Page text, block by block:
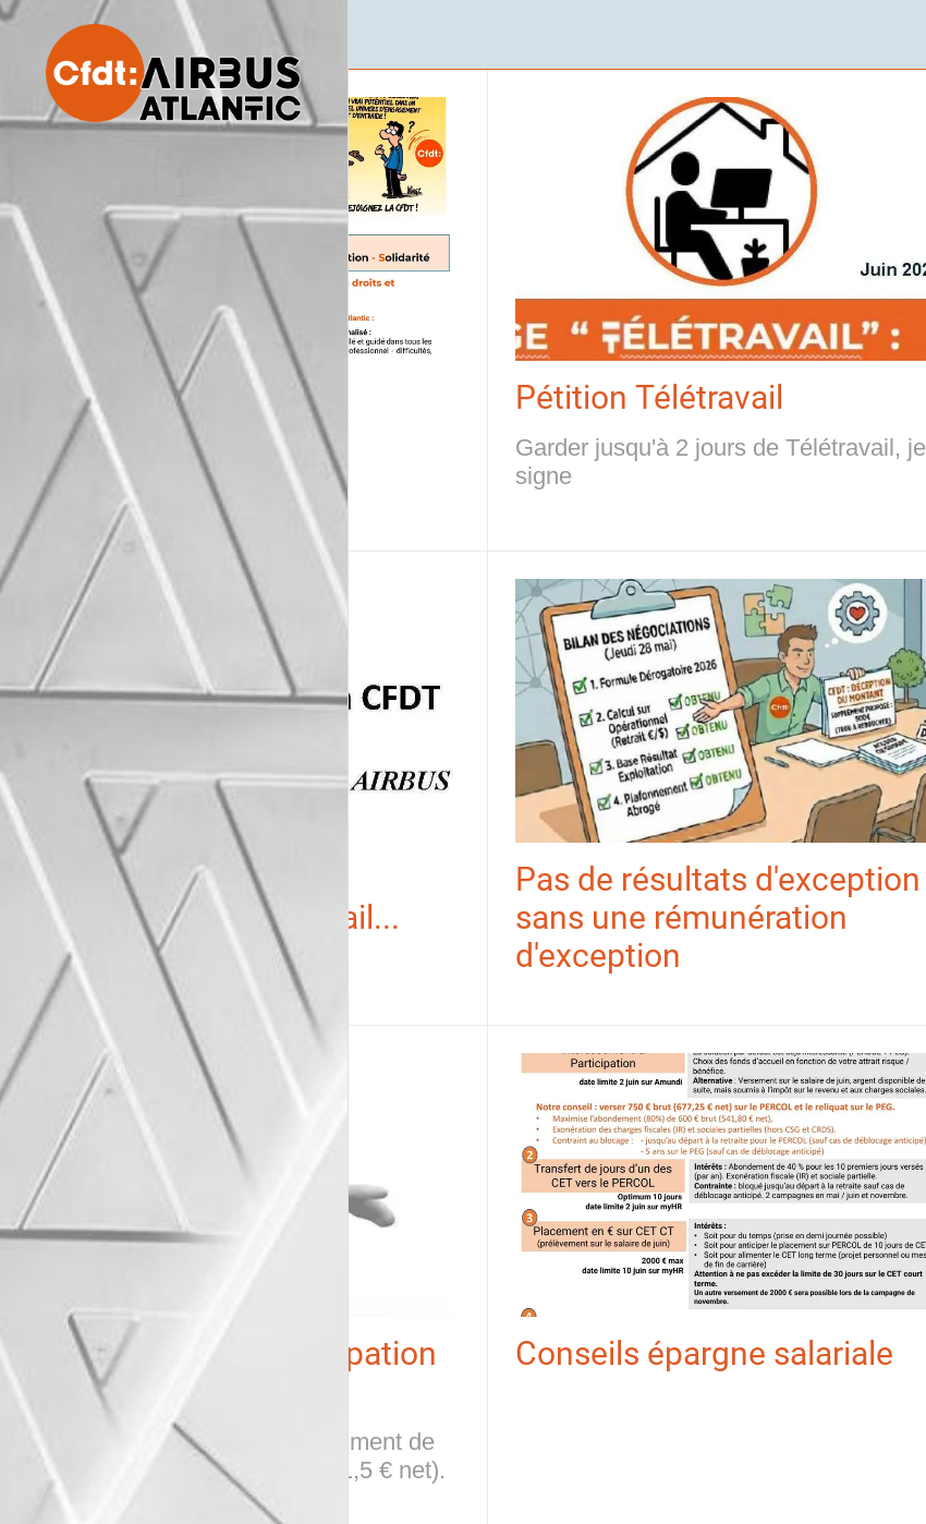
Adhésion découverte Pétition Télétravail
Garder jusqu'à 2 jours de Télétravail, je
signe
Courrier à G.Faury
concernant le télétravail...
Pas de résultats d'exception
sans une rémunération
d'exception
Supplément de participation
versé en 2026
La direction propose un supplément de
participation de 500 € brut (451,5 € net).
Conseils épargne salariale